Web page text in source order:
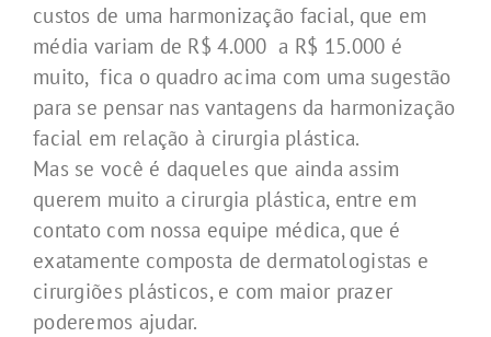
custos de uma harmonização facial, que em
média variam de R$ 4.000 a R$ 15.000 é
muito, fica o quadro acima com uma sugestão
para se pensar nas vantagens da harmonização
facial em relação à cirurgia plástica.
Mas se você é daqueles que ainda assim
querem muito a cirurgia plástica, entre em
contato com nossa equipe médica, que é
exatamente composta de dermatologistas e
cirurgiões plásticos, e com maior prazer
poderemos ajudar.